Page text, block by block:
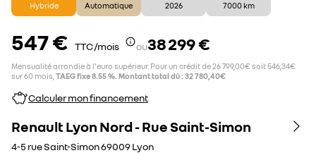
Hybride Automatique 2026 7 000 km
547 € TTC /mois ou38 299 €
Mensualité arrondie à l'euro supérieur. Pour un crédit de 26 799,00€ soit 546,34€
sur 60 mois, TAEG fixe 8.55 %. Montant total dû : 32 780,40€
Calculer mon financement
Renault Lyon Nord - Rue Saint-Simon
4-5 rue Saint-Simon69009Lyon